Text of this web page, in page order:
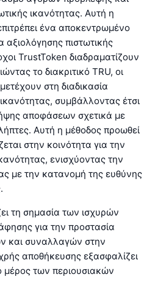
ικανότητας. Αυτή η
ένα αποκεντρωμένο
αξιολόγησης πιστωτικής
TrustToken διαδραματίζουν
το διακριτικό TRU, οι
στη διαδικασία
συμβάλλοντας έτσι
αποφάσεων σχετικά με
Αυτή η μέθοδος προωθεί
στην κοινότητα για την
ενισχύοντας την
με την κατανομή της ευθύνης
τη σημασία των ισχυρών
για την προστασία
και συναλλαγών στην
αποθήκευσης εξασφαλίζει
μέρος των περιουσιακών